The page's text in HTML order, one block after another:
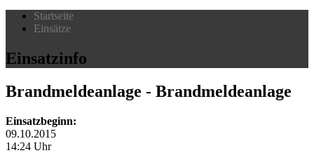
Startseite
Einsätze
Einsatzinfo
Brandmeldeanlage - Brandmeldeanlage
Einsatzbeginn:
09.10.2015
14:24 Uhr